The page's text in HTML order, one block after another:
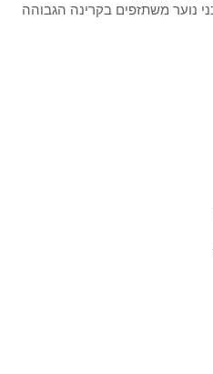
נוער משתזפים בקרינה הגבוהה